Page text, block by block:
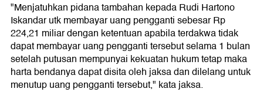
"Menjatuhkan pidana tambahan kepada Rudi Hartono
Iskandar utk membayar uang pengganti sebesar Rp
224,21 miliar dengan ketentuan apabila terdakwa tidak
dapat membayar uang pengganti tersebut selama 1 bulan
setelah putusan mempunyai kekuatan hukum tetap maka
harta bendanya dapat disita oleh jaksa dan dilelang untuk
menutup uang pengganti tersebut," kata jaksa.